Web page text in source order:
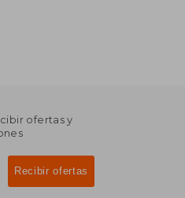
ofertas y